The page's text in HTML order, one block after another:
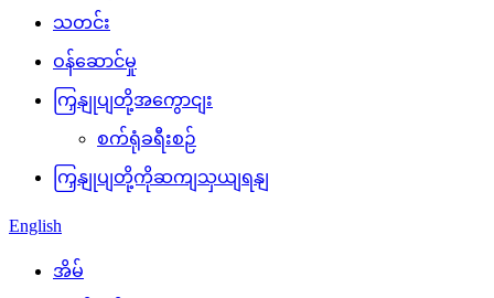
သတင်း
ဝန်ဆောင်မှု
ကြှနျုပျတို့အကွောငျး
စက်ရုံခရီးစဉ်
ကြှနျုပျတို့ကိုဆကျသှယျရနျ
English
အိမ်